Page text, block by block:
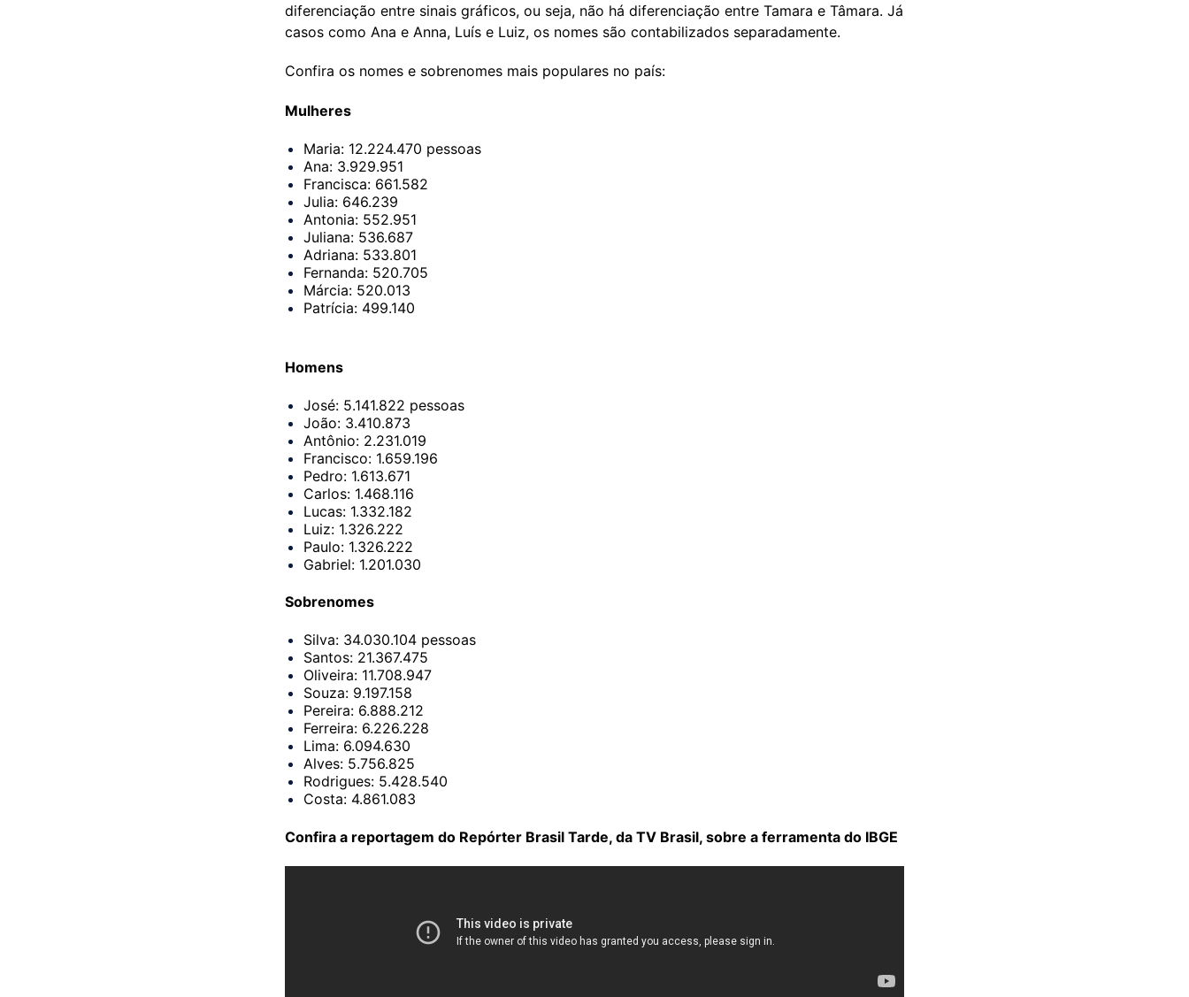
diferenciação entre sinais gráficos, ou seja, não há diferenciação entre Tamara e Tâmara. Já
casos como Ana e Anna, Luís e Luiz, os nomes são contabilizados separadamente.
Confira os nomes e sobrenomes mais populares no país:
Mulheres
Maria: 12.224.470 pessoas
Ana: 3.929.951
Francisca: 661.582
Julia: 646.239
Antonia: 552.951
Juliana: 536.687
Adriana: 533.801
Fernanda: 520.705
Márcia: 520.013
Patrícia: 499.140
Homens
José: 5.141.822 pessoas
João: 3.410.873
Antônio: 2.231.019
Francisco: 1.659.196
Pedro: 1.613.671
Carlos: 1.468.116
Lucas: 1.332.182
Luiz: 1.326.222
Paulo: 1.326.222
Gabriel: 1.201.030
Sobrenomes
Silva: 34.030.104 pessoas
Santos: 21.367.475
Oliveira: 11.708.947
Souza: 9.197.158
Pereira: 6.888.212
Ferreira: 6.226.228
Lima: 6.094.630
Alves: 5.756.825
Rodrigues: 5.428.540
Costa: 4.861.083
Confira a reportagem do Repórter Brasil Tarde, da TV Brasil, sobre a ferramenta do IBGE